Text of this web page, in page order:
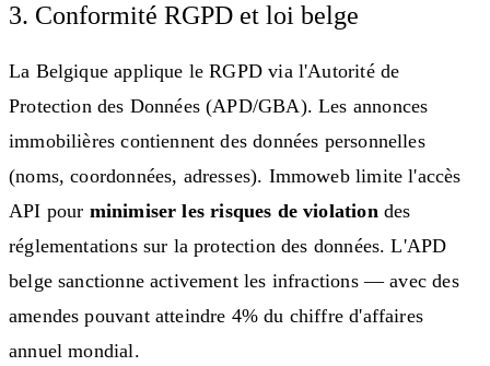
3. Conformité RGPD et loi belge
La Belgique applique le RGPD via l'Autorité de
Protection des Données (APD/GBA). Les annonces
immobilières contiennent des données personnelles
(noms, coordonnées, adresses). Immoweb limite l'accès
API pour minimiser les risques de violationdes
réglementations sur la protection des données. L'APD
belge sanctionne activement les infractions — avec des
amendes pouvant atteindre 4% du chiffre d'affaires
annuel mondial.